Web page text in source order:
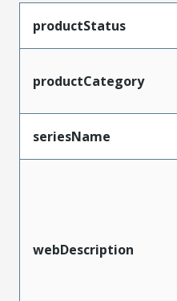
productStatus
productCategory
seriesName
webDescription